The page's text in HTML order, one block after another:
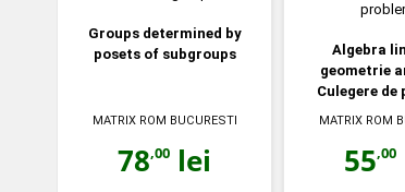
Groups determined by
posets of subgroups
MATRIX ROM BUCURESTI
78,00 lei
Algebra
geometrie
Culegere de
MATRIX ROM
55,00